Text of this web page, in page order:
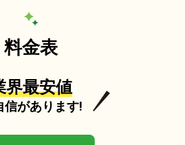
料金表
界最安値
信があります!